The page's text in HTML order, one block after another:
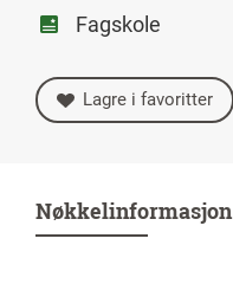
Fagskole
Lagre i favoritter
Nøkkelinformasjon